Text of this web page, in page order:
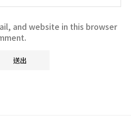
and website in this browser